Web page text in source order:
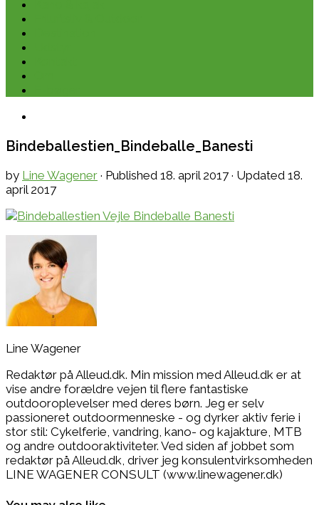
Bindeballestien_Bindeballe_Banesti
by Line Wagener · Published 18. april 2017· Updated 18.
april 2017
Line Wagener
Redaktør på Alleud.dk. Min mission med Alleud.dk er at
vise andre forældre vejen til flere fantastiske
outdooroplevelser med deres børn. Jeg er selv
passioneret outdoormenneske - og dyrker aktiv ferie i
stor stil: Cykelferie, vandring, kano- og kajakture, MTB
og andre outdooraktiviteter. Ved siden af jobbet som
redaktør på Alleud.dk, driver jeg konsulentvirksomheden
LINE WAGENER CONSULT (www.linewagener.dk)